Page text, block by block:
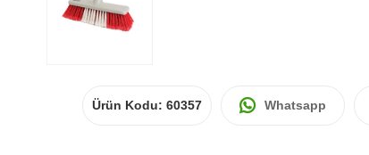
Ürün Kodu: 60357 Whatsapp